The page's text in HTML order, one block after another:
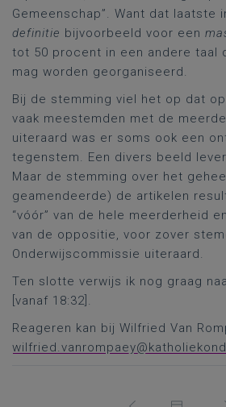
Gemeenschap”. Want dat laatste
definitie bijvoorbeeld voor een
tot 50 procent in een andere taal
mag worden georganiseerd.
Bij de stemming viel het op dat
vaak meestemden met de
uiteraard was er soms ook een
tegenstem. Een divers beeld
Maar de stemming over het
geamendeerde) de artikelen
“vóór” van de hele meerderheid
van de oppositie, voor zover
Onderwijscommissie uiteraard.
Ten slotte verwijs ik nog graag
[vanaf 18:32].
Reageren kan bij Wilfried Van